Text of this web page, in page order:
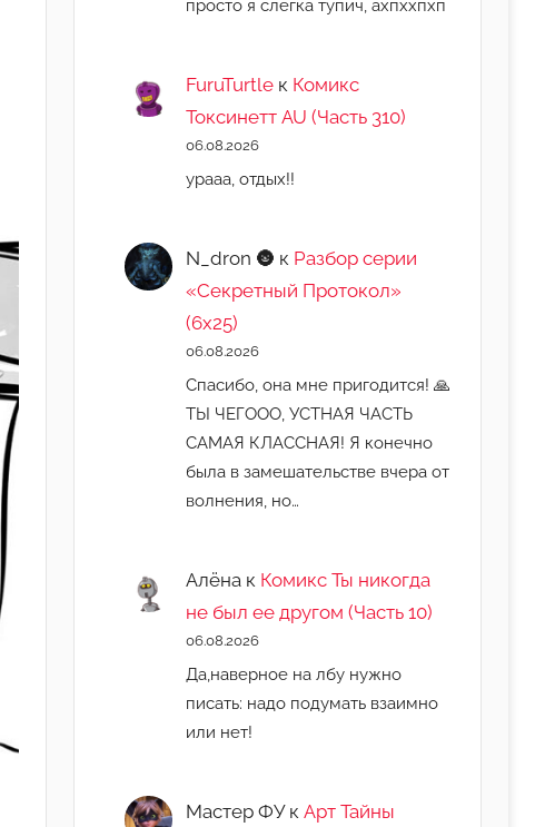
просто я слегка тупич, ахпххпхп
FuruTurtle к Комикс
Токсинетт AU (Часть 310)
06.08.2026
урааа, отдых!!
N_dron 🌚 к Разбор серии
«Секретный Протокол»
(6х25)
06.08.2026
Спасибо, она мне пригодится! 🙏
ТЫ ЧЕГООО, УСТНАЯ ЧАСТЬ
САМАЯ КЛАССНАЯ! Я конечно
была в замешательстве вчера от
волнения, но…
Алёна к Комикс Ты никогда
не был ее другом (Часть 10)
06.08.2026
Да,наверное на лбу нужно
писать: надо подумать взаимно
или нет!
Мастер ФУкАрт Тайны